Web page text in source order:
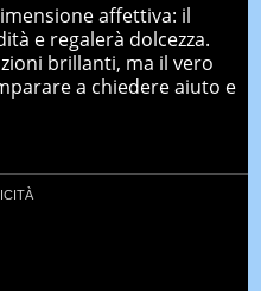
affettiva: il
e regalerà dolcezza.
brillanti, ma il vero
a chiedere aiuto e